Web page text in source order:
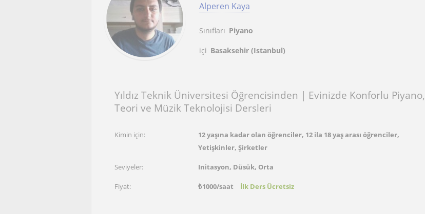
Alperen Kaya
Sınıfları Piyano
içi Basaksehir (Istanbul)
Yıldız Teknik Üniversitesi Öğrencisinden | Evinizde Konforlu Piyano,
Teori ve Müzik Teknolojisi Dersleri
Kimin için:
12 yaşına kadar olan öğrenciler, 12 ila 18 yaş arası öğrenciler,
Yetişkinler, Şirketler
Seviyeler: Initasyon, Düsük, Orta
Fiyat: ₺1000/saat İlk Ders Ücretsiz